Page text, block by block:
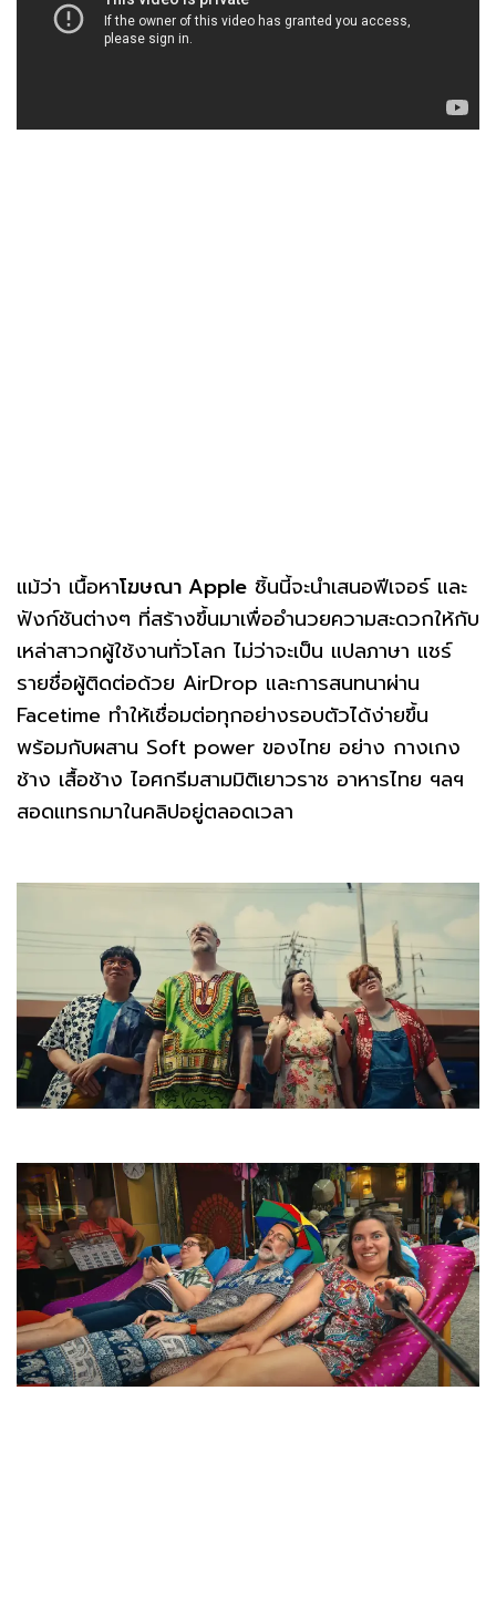
แม้ว่า เนื้อหาโฆษณา Apple ชิ้นนี้จะนำเสนอฟีเจอร์ และ
ฟังก์ชันต่างๆ ที่สร้างขึ้นมาเพื่ออำนวยความสะดวกให้กับ
เหล่าสาวกผู้ใช้งานทั่วโลก ไม่ว่าจะเป็น แปลภาษา แชร์
รายชื่อผู้ติดต่อด้วย AirDrop และการสนทนาผ่าน
Facetime ทำให้เชื่อมต่อทุกอย่างรอบตัวได้ง่ายขึ้น
พร้อมกับผสาน Soft power ของไทย อย่าง กางเกง
ช้าง เสื้อช้าง ไอศกรีมสามมิติเยาวราช อาหารไทย ฯลฯ
สอดแทรกมาในคลิปอยู่ตลอดเวลา